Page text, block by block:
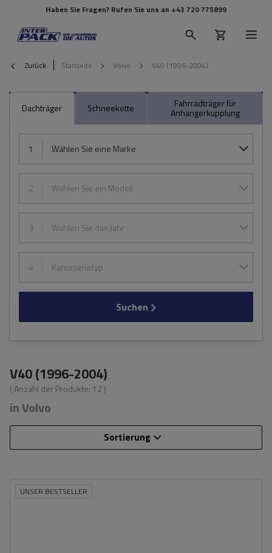
Haben Sie Fragen? Rufen Sie uns an +43 720 775899
Zurück Startseite Volvo V40 (1996-2004)
Dachträger Schneekette Fahrradträger für
Anhängerkupplung
1 Wählen Sie eine Marke
2 Wählen Sie ein Modell
3 Wählen Sie das Jahr
4 Karosserietyp
Suchen
V40 (1996-2004)
( Anzahl der Produkte: 12 )
in Volvo
Sortierung
UNSER BESTSELLER